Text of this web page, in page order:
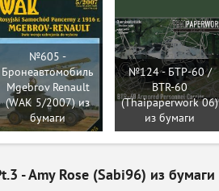
№605 -
Бронеавтомобиль
Mgebrov Renault
(WAK 5/2007) из
бумаги
№124 - БТР-60 /
BTR-60
(Thaipaperwork 06)
из бумаги
- Amy Rose (Sabi96) из бумаги